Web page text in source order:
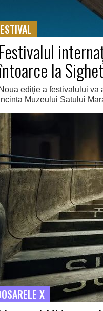
Festivalul
la
Noua ediţie a festivalului va
Muzeului Satului
X